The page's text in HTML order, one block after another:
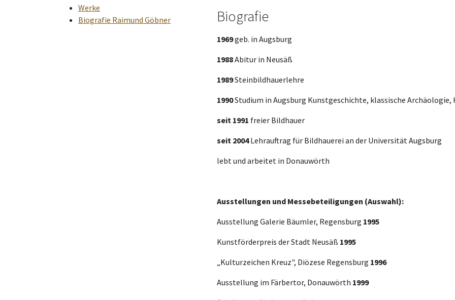
Biografie
1969geb. in Augsburg
1988Abitur in Neusäß
1989Steinbildhauerlehre
1990Studium in Augsburg Kunstgeschichte, klassische Archäologie,
seit 1991 freier Bildhauer
seit 2004Lehrauftrag für Bildhauerei an der Universität Augsburg
lebt und arbeitet in Donauwörth
Ausstellungen und Messebeteiligungen (Auswahl):
Ausstellung Galerie Bäumler, Regensburg 1995
Kunstförderpreis der Stadt Neusäß 1995
„Kulturzeichen Kreuz", Diözese Regensburg 1996
Ausstellung im Färbertor, Donauwörth 1999
Werke
Biografie Raimund Göbner